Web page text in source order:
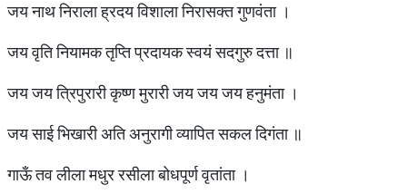
जय नाथ निराला ह्रदय विशाला निरासक्त गुणवंता ।
जय वृति नियामक तृप्ति प्रदायक स्वयं सदगुरु दत्ता ॥
जय जय त्रिपुरारी कृष्ण मुरारी जय जय जय हनुमंता ।
जय साई भिखारी अति अनुरागी व्यापित सकल दिगंता ॥
गाऊँ तव लीला मधुर रसीला बोधपूर्ण वृतांता ।